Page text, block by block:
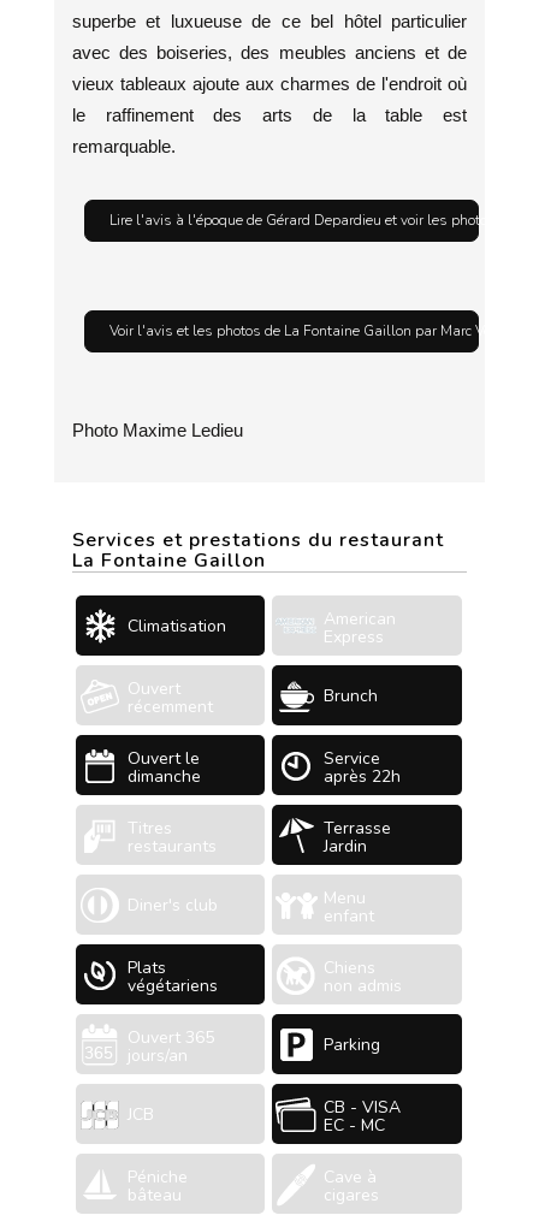
superbe et luxueuse de ce bel hôtel particulier
avec des boiseries, des meubles anciens et de
vieux tableaux ajoute aux charmes de l'endroit où
le raffinement des arts de la table est
remarquable.
Lire l'avis à l'époque de Gérard Depardieu et voir les photos du
Voir l'avis et les photos de La Fontaine Gaillon par Marc Veyrat et
Photo Maxime Ledieu
Services et prestations du restaurant
La Fontaine Gaillon
Climatisation American
Express
Ouvert
récemment Brunch
Ouvert le
dimanche
Service
après 22h
Titres
restaurants
Terrasse
Jardin
Diner's club Menu
enfant
Plats
végétariens
Chiens
non admis
Ouvert 365
jours/an Parking
JCB CB - VISA
EC - MC
Péniche
bâteau
Cave à
cigares